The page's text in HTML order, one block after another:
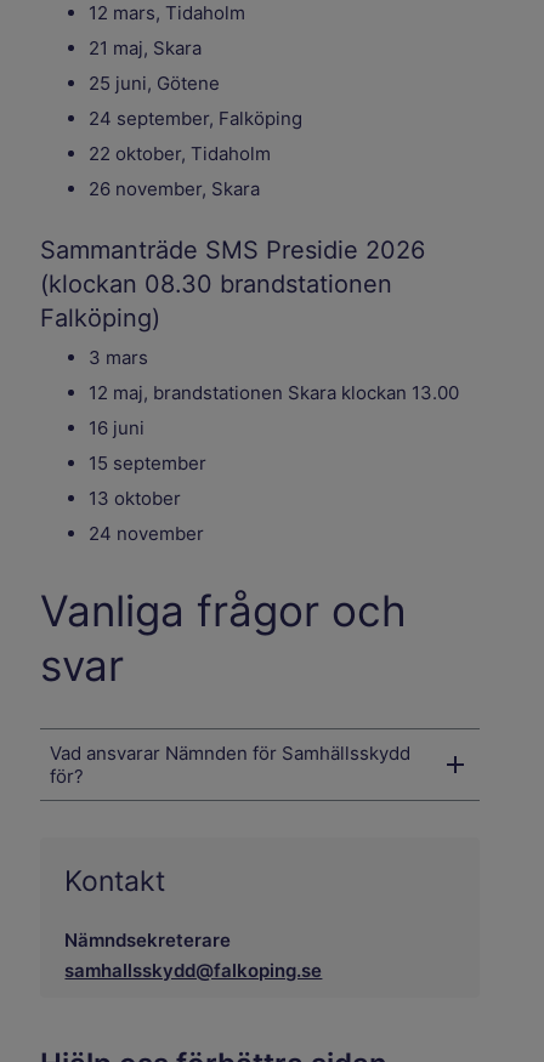
12 mars, Tidaholm
21 maj, Skara
25 juni, Götene
24 september, Falköping
22 oktober, Tidaholm
26 november, Skara
Sammanträde SMS Presidie 2026
(klockan 08.30 brandstationen
Falköping)
3 mars
12 maj, brandstationen Skara klockan 13.00
16 juni
15 september
13 oktober
24 november
Vanliga frågor och
svar
Vad ansvarar Nämnden för Samhällsskydd
för?
Kontakt
Nämndsekreterare
samhallsskydd@falkoping.se